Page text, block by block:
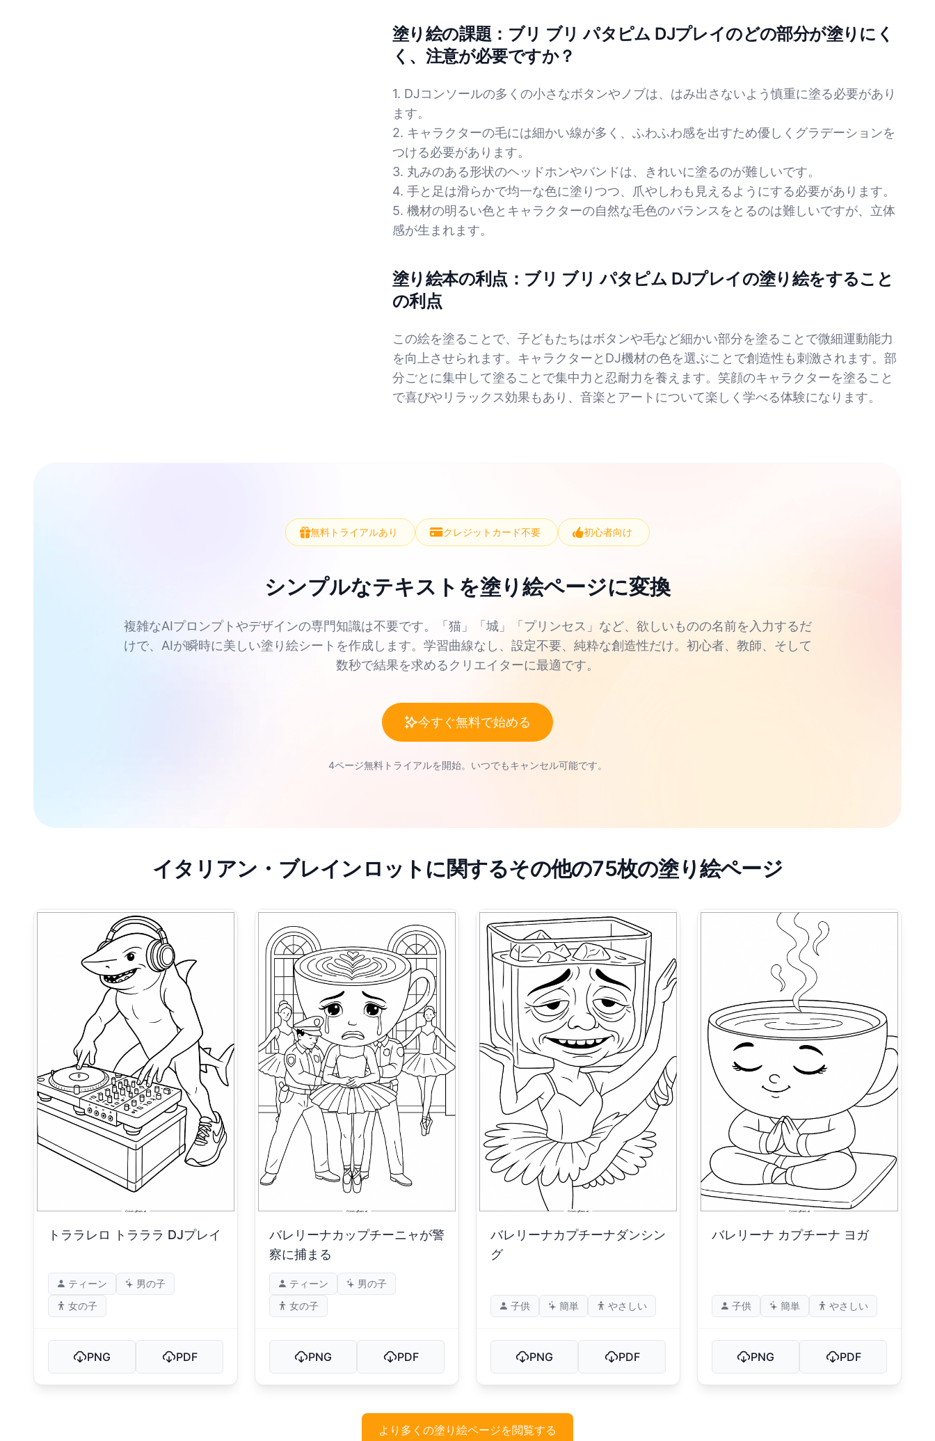
塗り絵の課題：ブリ ブリ パタピム DJプレイのどの部分が塗りにく
く、注意が必要ですか？
1. DJコンソールの多くの小さなボタンやノブは、はみ出さないよう慎重に塗る必要があり
ます。
2. キャラクターの毛には細かい線が多く、ふわふわ感を出すため優しくグラデーションを
つける必要があります。
3. 丸みのある形状のヘッドホンやバンドは、きれいに塗るのが難しいです。
4. 手と足は滑らかで均一な色に塗りつつ、爪やしわも見えるようにする必要があります。
5. 機材の明るい色とキャラクターの自然な毛色のバランスをとるのは難しいですが、立体
感が生まれます。
塗り絵本の利点：ブリ ブリ パタピム DJプレイの塗り絵をすること
の利点
この絵を塗ることで、子どもたちはボタンや毛など細かい部分を塗ることで微細運動能力
を向上させられます。キャラクターとDJ機材の色を選ぶことで創造性も刺激されます。部
分ごとに集中して塗ることで集中力と忍耐力を養えます。笑顔のキャラクターを塗ること
で喜びやリラックス効果もあり、音楽とアートについて楽しく学べる体験になります。
無料トライアルあり クレジットカード不要 初心者向け
シンプルなテキストを塗り絵ページに変換
複雑なAIプロンプトやデザインの専門知識は不要です。「猫」「城」「プリンセス」など、欲しいものの名前を入力するだ
けで、AIが瞬時に美しい塗り絵シートを作成します。学習曲線なし、設定不要、純粋な創造性だけ。初心者、教師、そして
数秒で結果を求めるクリエイターに最適です。
今すぐ無料で始める
4ページ無料トライアルを開始。いつでもキャンセル可能です。
イタリアン・ブレインロットに関するその他の75枚の塗り絵ページ
トララレロ トラララ DJプレイ
ティーン
男の子
女の子
PNG PDF
バレリーナカップチーニャが警
察に捕まる
ティーン
男の子
女の子
PNG PDF
バレリーナカプチーナダンシン
グ
子供 簡単 やさしい
PNG PDF
バレリーナ カプチーナ ヨガ
子供 簡単 やさしい
PNG PDF
より多くの塗り絵ページを閲覧する